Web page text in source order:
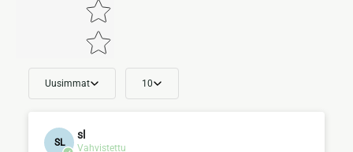
Uusimmat 10
SL
sl
Vahvistettu